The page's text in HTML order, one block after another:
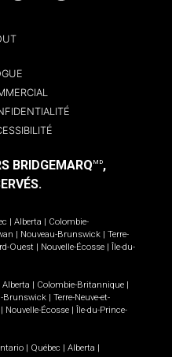
BRIDGEMARQ MD,
Alberta
Colombie-
Nouveau-Brunswick
Terre-
Ouest Nouvelle-Écosse
Île-du-
Alberta Colombie-Britannique
Brunswick
Terre-Neuve-et-
Nouvelle-Écosse
Île-du-Prince-
Québec Alberta